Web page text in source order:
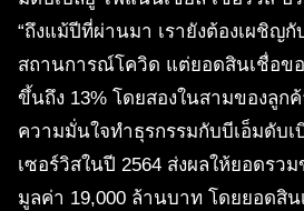
“ถึงแม้ปีที่ผ่านมา เรายังต้องเผชิญ
สถานการณ์โควิด แต่ยอดสินเชื่อข
ขึ้นถึง 13% โดยสองในสามของลูก
ความมั่นใจทำธุรกรรมกับบีเอ็มดับ
เซอร์วิสในปี 2564 ส่งผลให้ยอดรว
มูลค่า 19,000 ล้านบาท โดยยอดสิ